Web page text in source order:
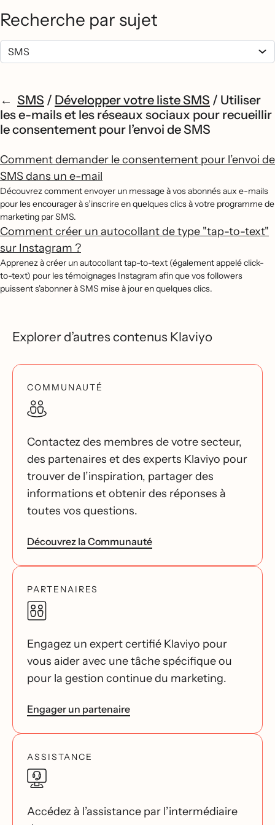
Recherche par sujet
SMS / Développer votre liste SMS / Utiliser
les e-mails et les réseaux sociaux pour recueillir
le consentement pour l’envoi de SMS
Comment demander le consentement pour l’envoi de
SMS dans un e-mail
Découvrez comment envoyer un message à vos abonnés aux e-mails
pour les encourager à s’inscrire en quelques clics à votre programme de
marketing par SMS.
Comment créer un autocollant de type "tap-to-text"
sur Instagram ?
Apprenez à créer un autocollant tap-to-text (également appelé click-
to-text) pour les témoignages Instagram afin que vos followers
puissent s'abonner à SMS mise à jour en quelques clics.
Explorer d’autres contenus Klaviyo
COMMUNAUTÉ
Contactez des membres de votre secteur,
des partenaires et des experts Klaviyo pour
trouver de l’inspiration, partager des
informations et obtenir des réponses à
toutes vos questions.
Découvrez la Communauté
PARTENAIRES
Engagez un expert certifié Klaviyo pour
vous aider avec une tâche spécifique ou
pour la gestion continue du marketing.
Engager un partenaire
ASSISTANCE
Accédez à l’assistance par l’intermédiaire